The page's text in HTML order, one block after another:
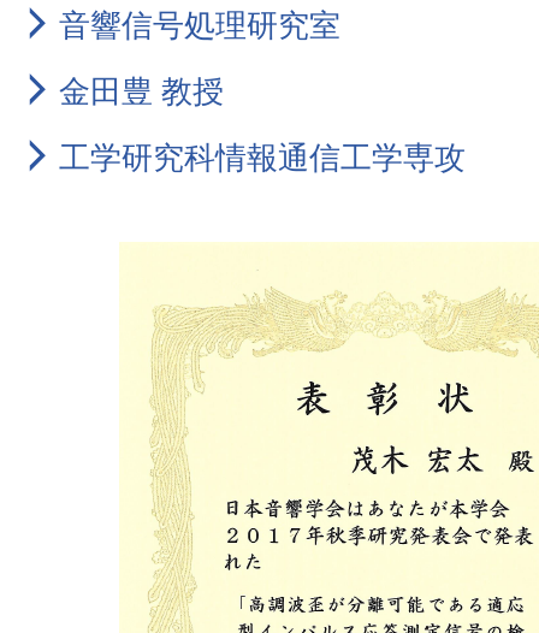
音響信号処理研究室
金田豊 教授
工学研究科情報通信工学専攻